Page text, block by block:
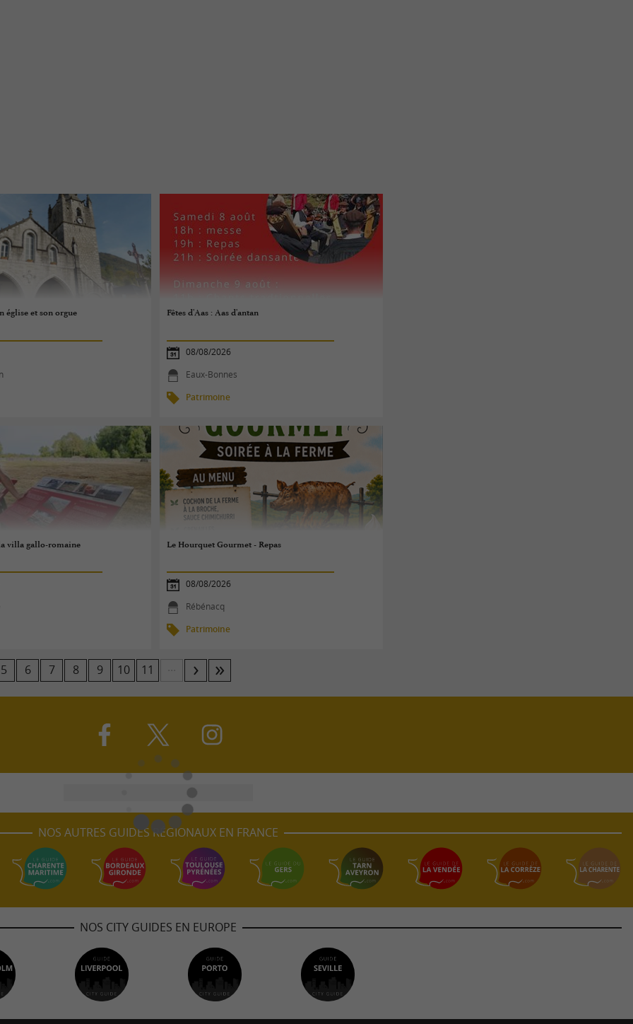
église et son orgue Fêtes d'Aas : Aas d'antan
08/08/2026
Eaux-Bonnes
Patrimoine
villa gallo-romaine Le Hourquet Gourmet - Repas
08/08/2026
Rébénacq
Patrimoine
5 6 7 8 9 10 11
NOS AUTRES GUIDES RÉGIONAUX EN FRANCE
NOS CITY GUIDES EN EUROPE